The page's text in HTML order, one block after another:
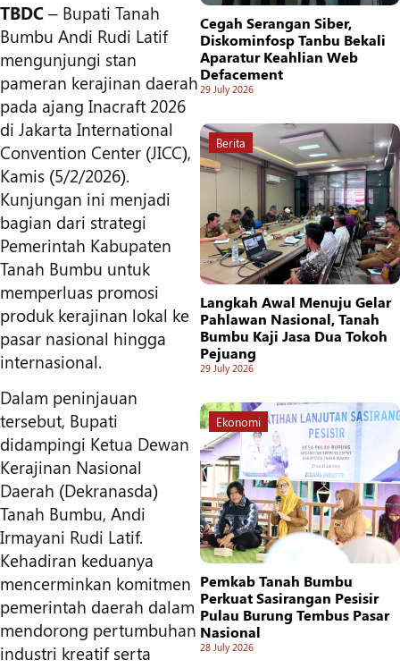
TBDC – Bupati Tanah
Bumbu Andi Rudi Latif
mengunjungi stan
pameran kerajinan daerah
pada ajang Inacraft 2026
di Jakarta International
Convention Center (JICC),
Kamis (5/2/2026).
Kunjungan ini menjadi
bagian dari strategi
Pemerintah Kabupaten
Tanah Bumbu untuk
memperluas promosi
produk kerajinan lokal ke
pasar nasional hingga
internasional.
Dalam peninjauan
tersebut, Bupati
didampingi Ketua Dewan
Kerajinan Nasional
Daerah (Dekranasda)
Tanah Bumbu, Andi
Irmayani Rudi Latif.
Kehadiran keduanya
mencerminkan komitmen
pemerintah daerah dalam
mendorong pertumbuhan
industri kreatif serta
Cegah Serangan Siber,
Diskominfosp Tanbu Bekali
Aparatur Keahlian Web
Defacement
29 July 2026
Berita
Langkah Awal Menuju Gelar
Pahlawan Nasional, Tanah
Bumbu Kaji Jasa Dua Tokoh
Pejuang
29 July 2026
Ekonomi
Pemkab Tanah Bumbu
Perkuat Sasirangan Pesisir
Pulau Burung Tembus Pasar
Nasional
28 July 2026